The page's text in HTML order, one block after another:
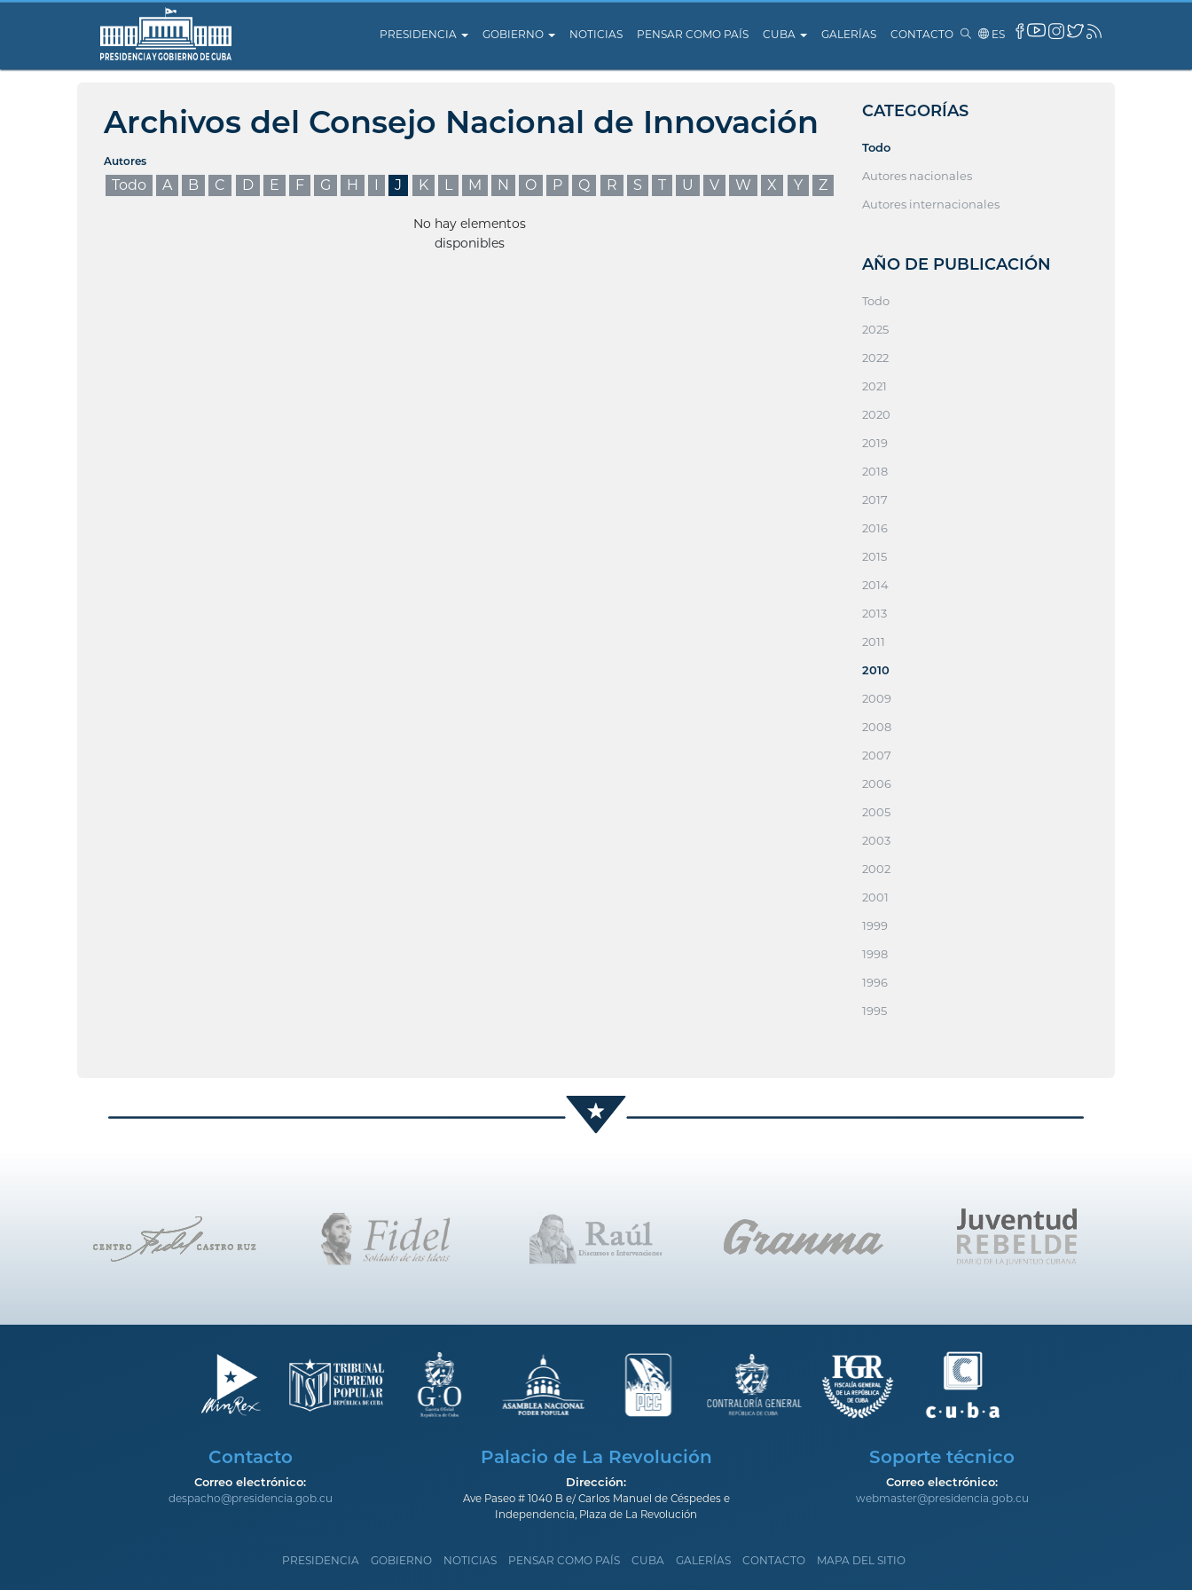
PRESIDENCIA GOBIERNO NOTICIAS PENSAR COMO PAÍS CUBA GALERÍAS CONTACTO ES
Archivos del Consejo Nacional de Innovación
Autores
Todo A B C D E F G H I J K L M N O P Q R S T U V W X Y Z
No hay elementos
disponibles
CATEGORÍAS
Todo
Autores nacionales
Autores internacionales
AÑO DE PUBLICACIÓN
Todo
2025
2022
2021
2020
2019
2018
2017
2016
2015
2014
2013
2011
2010
2009
2008
2007
2006
2005
2003
2002
2001
1999
1998
1996
1995
Contacto
Correo electrónico:
despacho@presidencia.gob.cu
Palacio de La Revolución
Dirección:
Ave Paseo # 1040 B e/ Carlos Manuel de Céspedes e
Independencia, Plaza de La Revolución
Soporte técnico
Correo electrónico:
webmaster@presidencia.gob.cu
PRESIDENCIA GOBIERNO NOTICIAS PENSAR COMO PAÍS CUBA GALERÍAS CONTACTO MAPA DEL SITIO